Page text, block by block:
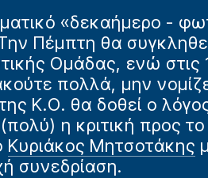
«δεκαήμερο -
Πέμπτη θα
Ομάδας, ενώ στις
πολλά, μην
Κ.Ο. θα δοθεί ο
η κριτική προς
Κυριάκος Μητσοτάκης
συνεδρίαση.